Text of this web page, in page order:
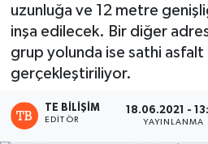
uzunluğa ve 12 metre
inşa edilecek. Bir diğer
grup yolunda ise sathi asfalt
gerçekleştiriliyor.
TE BILIŞIM
EDITÖR
18.06.2021 -
YAYINLANMA
Haber Arşivi